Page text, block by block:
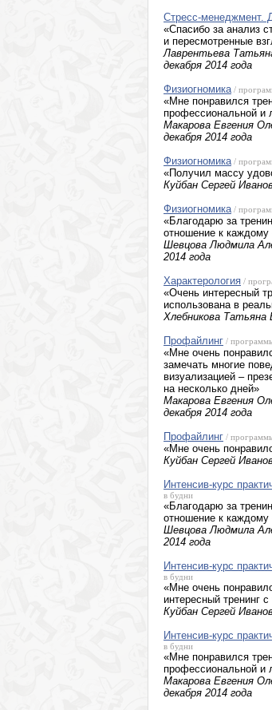
Стресс-менеджмент.
«Спасибо за анализ
и пересмотренные
Лаврентьева
декабря 2014 года
Физиогномика /
«Мне понравился
профессиональной и
Макарова Евгения
декабря 2014 года
Физиогномика /
«Получил массу
Куйбан Сергей
Физиогномика /
«Благодарю за
отношение к
Шевцова Людмила
2014 года
Характерология /
«Очень интересный
использована в
Хлебникова Татьяна
Профайлинг /
«Мне очень
замечать многие
визуализацией –
на несколько дней»
Макарова Евгения
декабря 2014 года
Профайлинг /
«Мне очень
Куйбан Сергей
Интенсив-курс
в будни
«Благодарю за
отношение к
Шевцова Людмила
2014 года
Интенсив-курс
в будни
«Мне очень
интересный тренинг
Куйбан Сергей
Интенсив-курс
в будни
«Мне понравился
профессиональной и
Макарова Евгения
декабря 2014 года